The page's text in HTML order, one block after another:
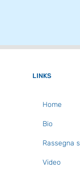
LINKS
Home
Bio
Rassegna
Video